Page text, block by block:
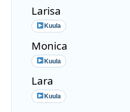
Larisa
Kuula
Monica
Kuula
Lara
Kuula